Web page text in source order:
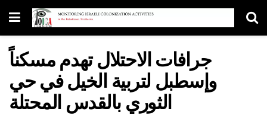
جرافات الاحتلال تهدم مسكناً
وإسطبل لتربية الخيل في حي
الثوري بالقدس المحتلة